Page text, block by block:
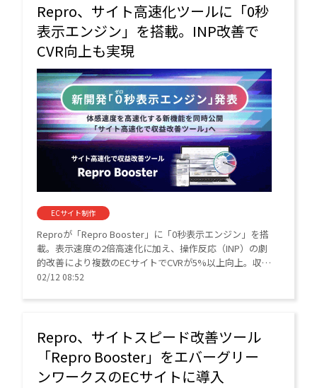
Repro、サイト高速化ツールに「0秒
表示エンジン」を搭載。INP改善で
CVR向上も実現
ECサイト制作
Reproが「Repro Booster」に「0秒表示エンジン」を搭
載。表示速度の2倍高速化に加え、操作反応（INP）の劇
的改善により複数のECサイトでCVRが5%以上向上。収益
改善を支援する高速化ツールとして刷新した。
02/12 08:52
Repro、サイトスピード改善ツール
「Repro Booster」をエバーグリー
ンワークスのECサイトに導入